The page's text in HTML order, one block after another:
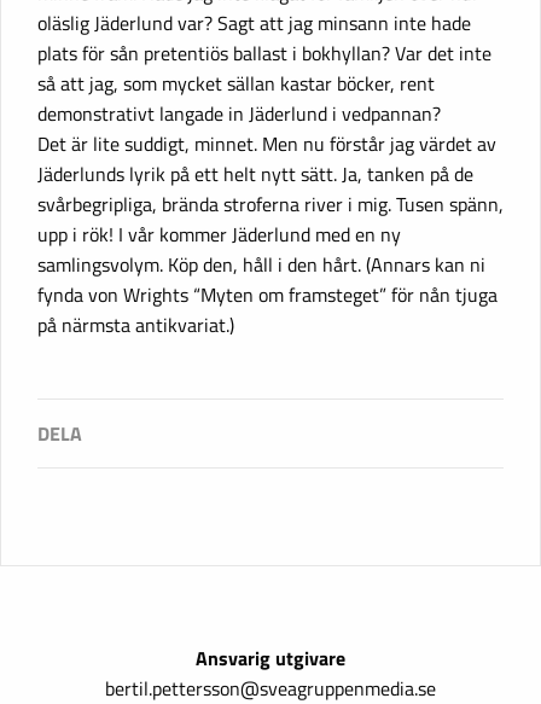
oläslig Jäderlund var? Sagt att jag minsann inte hade
plats för sån pretentiös ballast i bokhyllan? Var det inte
så att jag, som mycket sällan kastar böcker, rent
demonstrativt langade in Jäderlund i vedpannan?
Det är lite suddigt, minnet. Men nu förstår jag värdet av
Jäderlunds lyrik på ett helt nytt sätt. Ja, tanken på de
svårbegripliga, brända stroferna river i mig. Tusen spänn,
upp i rök! I vår kommer Jäderlund med en ny
samlingsvolym. Köp den, håll i den hårt. (Annars kan ni
fynda von Wrights “Myten om framsteget” för nån tjuga
på närmsta antikvariat.)
Ansvarig utgivare
bertil.pettersson@sveagruppenmedia.se